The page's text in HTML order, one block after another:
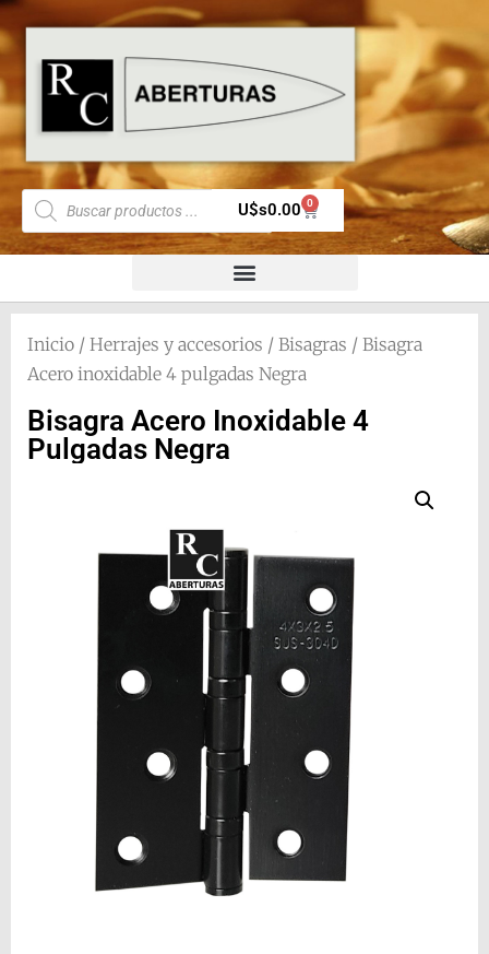
U$s0.00 0
Inicio / Herrajes y accesorios / Bisagras / Bisagra
Acero inoxidable 4 pulgadas Negra
Bisagra Acero Inoxidable 4
Pulgadas Negra